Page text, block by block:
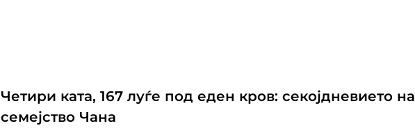
Четири ката, 167 луѓе под еден кров: секојдневието на
семејство Чана